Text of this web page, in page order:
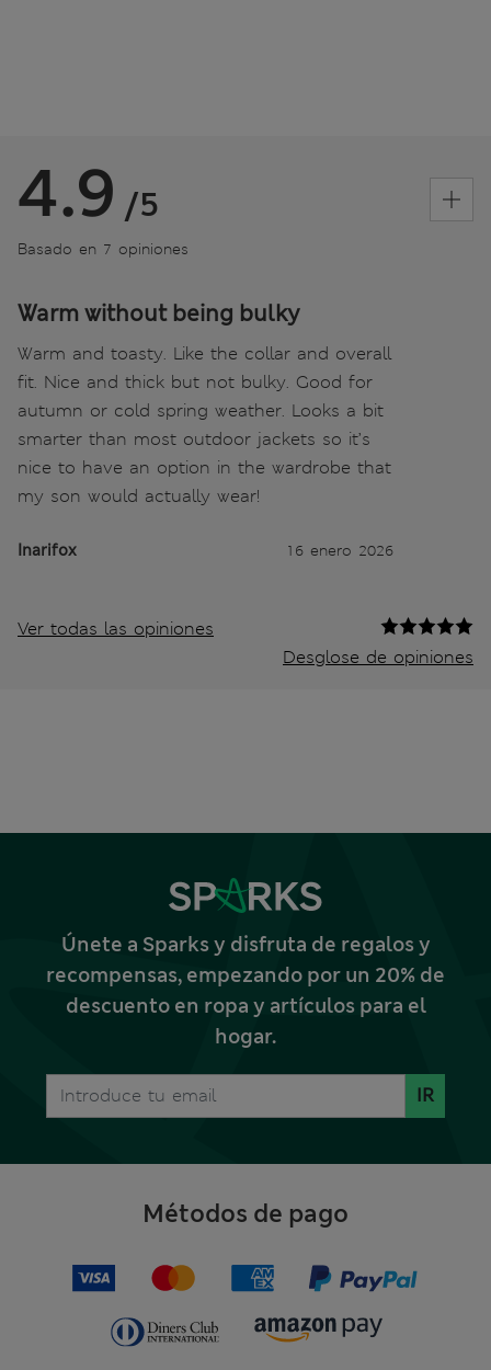
4.9 /5
Basado en 7 opiniones
Warm without being bulky
Warm and toasty. Like the collar and overall
fit. Nice and thick but not bulky. Good for
autumn or cold spring weather. Looks a bit
smarter than most outdoor jackets so it’s
nice to have an option in the wardrobe that
my son would actually wear!
Inarifox 16 enero 2026
Ver todas las opiniones
Desglose de opiniones
Únete a Sparks y disfruta de regalos y
recompensas, empezando por un 20% de
descuento en ropa y artículos para el
hogar.
IR
Métodos de pago